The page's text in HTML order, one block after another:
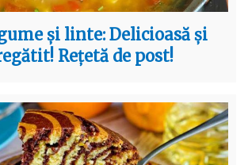
și linte: Delicioasă și
Rețetă de post!